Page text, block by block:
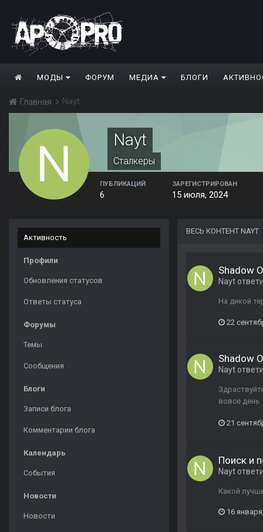
МОДЫ ФОРУМ МЕДИА БЛОГИ
Главная Nayt
Nayt
Сталкеры
ПУБЛИКАЦИЙ
6
ЗАРЕГИСТРИРОВАН
15 июля, 2024
Активность
Профили
Обновления статусов
Ответы статуса
Форумы
Темы
Сообщения
Блоги
Записи блога
Комментарии блога
Календарь
События
Новости
Новости
ВЕСЬ КОНТЕНТ NAYT
Shadow
Nayt
На дикой
22
Shadow
Nayt
вовсе день
21
Поиск и
Nayt
Какой
16